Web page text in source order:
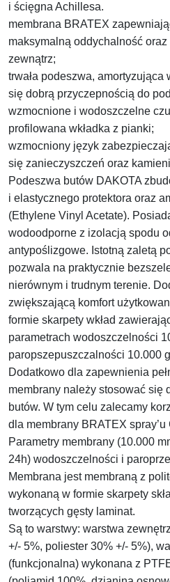
i ścięgna Achillesa.
membrana BRATEX
maksymalną oddychalność
zewnątrz;
trwała podeszwa, amortyzująca
się dobrą przyczepnością do
wzmocnione i wodoszczelne
profilowana wkładka z pianki;
wzmocniony język
się zanieczyszczeń oraz
Podeszwa butów DAKOTA
i elastycznego protektora oraz
(Ethylene Vinyl Acetate).
wodoodporne z izolacją spodu
antypoślizgowe. Istotną zaletą
pozwala na praktycznie
nierównym i trudnym terenie.
zwiększającą komfort
formie skarpety wkład
parametrach wodoszczelności
paropszepuszczalności 10.000
Dodatkowo dla zapewnienia
membrany należy stosować się
butów. W tym celu zalecamy
dla membrany BRATEX spray’u
Parametry membrany (10.000
24h) wodoszczelności i
Membrana jest membraną z
wykonaną w formie skarpety
tworzących gęsty laminat.
Są to warstwy: warstwa
+/- 5%, poliester 30% +/- 5%),
(funkcjonalna) wykonana z